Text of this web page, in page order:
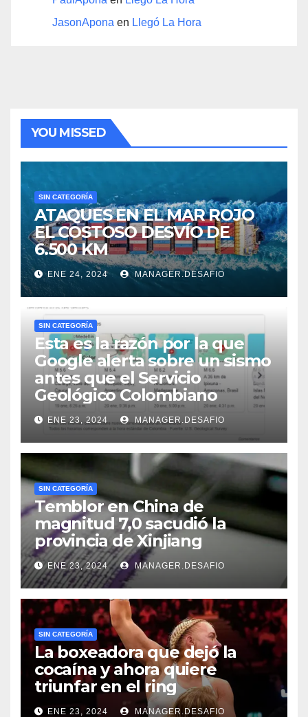
JasonApona en Llegó La Hora
YOU MISSED
SIN CATEGORÍA
ATAQUES EN EL MAR ROJO
EL COSTOSO DESVÍO DE
6.500 KM
ENE 24, 2024 MANAGER.DESAFIO
SIN CATEGORÍA
Esta es la razón por la que
Google alerta sobre un sismo
antes que el Servicio
Geológico Colombiano
ENE 23, 2024 MANAGER.DESAFIO
SIN CATEGORÍA
Temblor en China de
magnitud 7,0 sacudió la
provincia de Xinjiang
ENE 23, 2024 MANAGER.DESAFIO
SIN CATEGORÍA
La boxeadora que dejó la
cocaína y ahora quiere
triunfar en el ring​
ENE 23, 2024 MANAGER.DESAFIO